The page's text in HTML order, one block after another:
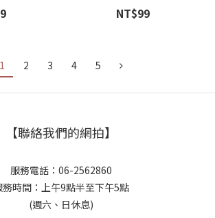
NT$99
1 2 3 4 5
【聯絡我們的網拍】
服務電話：06-2562860
務時間：上午9點半至下午5點
(週六、日休息)